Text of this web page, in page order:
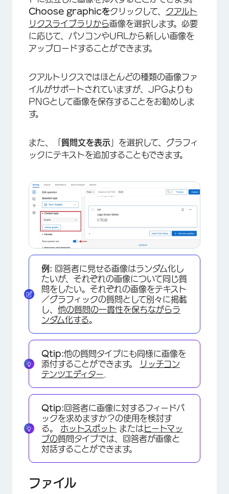
×
Choose graphicをクリックして、 クアルト
リクスライブラリから画像を選択します。必要
に応じて、パソコンやURLから新しい画像を
アップロードすることができます。
クアルトリクスではほとんどの種類の画像ファ
イルがサポートされていますが、JPGよりも
PNGとして画像を保存することをお勧めしま
す。
また、「 質問文を表示 」を選択して、グラフィ
ックにテキストを追加することもできます。
例: 回答者に見せる画像はランダム化し
たいが、それぞれの画像について同じ質
問をしたい。それぞれの画像をテキスト
／グラフィックの質問として別々に掲載
し、 他の質問の一貫性を保ちながらラ
ンダム化する。
Qtip:他の質問タイプにも同様に画像を
添付することができます。
リッチコン
テンツエディター
Qtip:回答者に画像に対するフィードバ
ックを求めますか？の使用を検討す
る。 ホットスポット またはヒートマッ
プの質問タイプでは、回答者が画像と
対話することができます。
ファイル